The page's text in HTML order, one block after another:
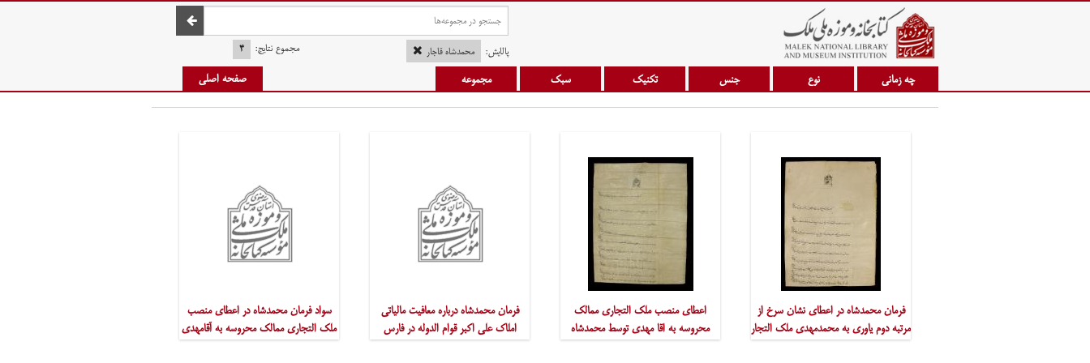
صفحه اصلی
پالایش: محمدشاه قاجار مجموع نتایج: ۴
چه زمانی نوع جنس تکنیک سبک مجموعه صفحه اصلی
فرمان محمدشاه در اعطای نشان سرخ از
مرتبه دوم یاوری به محمدمهدی ملک التجار
1253ق.
اعطای منصب ملک التجاری ممالک
محروسه به اقا مهدی توسط محمدشاه
1253
فرمان محمدشاه درباره معافیت مالیاتی
املاک علی اکبر قوام الدوله در فارس
1263 ق.
سواد فرمان محمدشاه در اعطای منصب
ملک التجاری ممالک محروسه به آقامهدی
تاجر تبریزی 1254ق.